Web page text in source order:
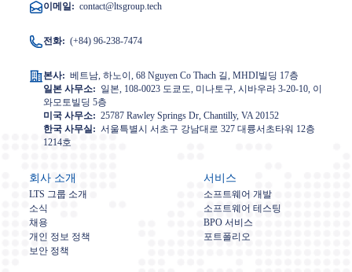
이메일: contact@ltsgroup.tech
전화: (+84) 96-238-7474
본사: 베트남, 하노이, 68 Nguyen Co Thach 길, MHDI빌딩 17층
일본 사무소: 일본, 108-0023 도쿄도, 미나토구, 시바우라 3-20-10, 이
와모토빌딩 5층
미국 사무소: 25787 Rawley Springs Dr, Chantilly, VA 20152
한국 사무실: 서울특별시 서초구 강남대로 327 대륭서초타워 12층
1214호
회사 소개
LTS 그룹 소개
소식
채용
개인 정보 정책
보안 정책
서비스
소프트웨어 개발
소프트웨어 테스팅
BPO 서비스
포트폴리오